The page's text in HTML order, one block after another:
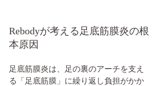
Rebodyが考える足底筋膜炎の根
本原因
足底筋膜炎は、足の裏のアーチを支え
る「足底筋膜」に繰り返し負担がかか